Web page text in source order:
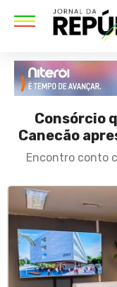
Consórcio
Canecão
Encontro conto